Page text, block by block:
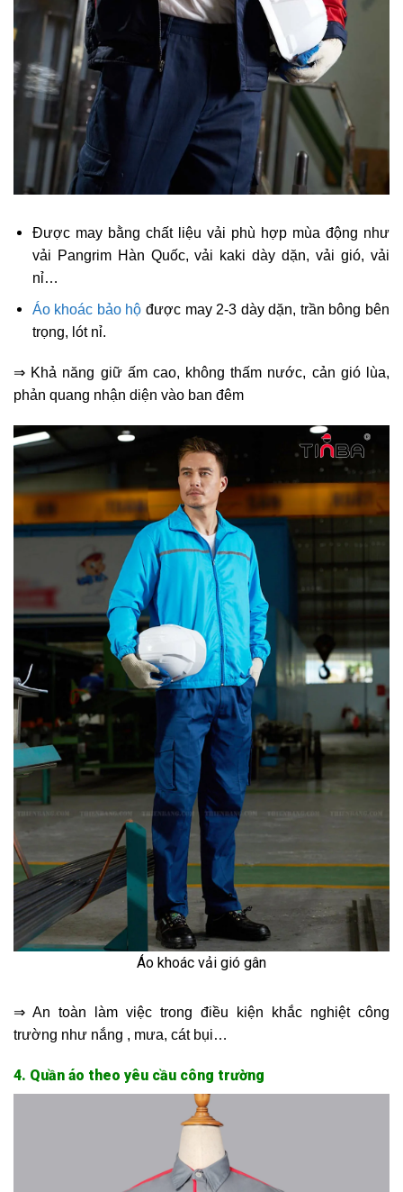
Được may bằng chất liệu vải phù hợp mùa động như
vải Pangrim Hàn Quốc, vải kaki dày dặn, vải gió, vải
nỉ…
Áo khoác bảo hộ được may 2-3 dày dặn, trần bông bên
trọng, lót nỉ.
⇒ Khả năng giữ ấm cao, không thấm nước, cản gió lùa,
phản quang nhận diện vào ban đêm
Áo khoác vải gió gân
⇒ An toàn làm việc trong điều kiện khắc nghiệt công
trường như nắng , mưa, cát bụi…
4. Quần áo theo yêu cầu công trường